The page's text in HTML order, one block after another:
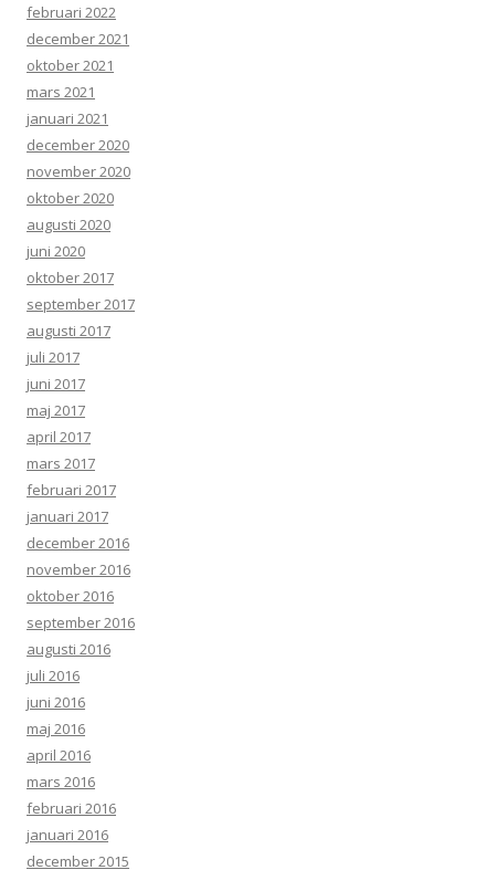
februari 2022
december 2021
oktober 2021
mars 2021
januari 2021
december 2020
november 2020
oktober 2020
augusti 2020
juni 2020
oktober 2017
september 2017
augusti 2017
juli 2017
juni 2017
maj 2017
april 2017
mars 2017
februari 2017
januari 2017
december 2016
november 2016
oktober 2016
september 2016
augusti 2016
juli 2016
juni 2016
maj 2016
april 2016
mars 2016
februari 2016
januari 2016
december 2015